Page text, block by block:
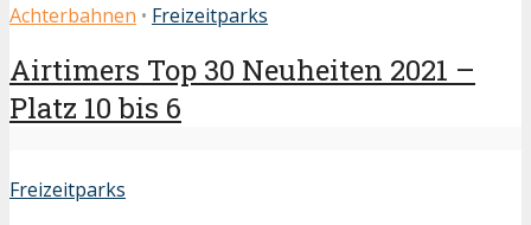
Achterbahnen • Freizeitparks
Airtimers Top 30 Neuheiten 2021 –
Platz 10 bis 6
Freizeitparks